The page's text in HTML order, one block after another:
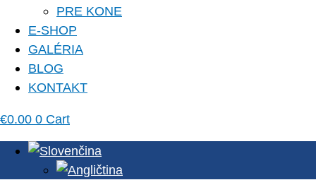
PRE KONE
E-SHOP
GALÉRIA
BLOG
KONTAKT
€0.00 0 Cart